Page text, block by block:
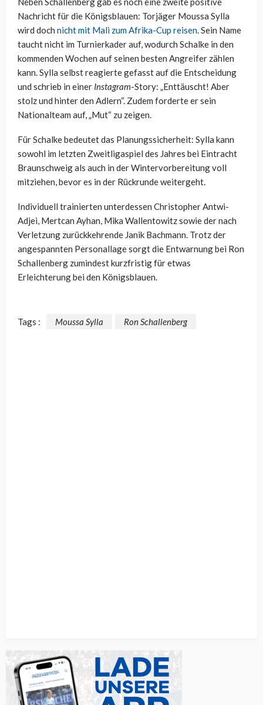
Nachricht für die Königsblauen: Torjäger Moussa Sylla
wird doch nicht mit Mali zum Afrika-Cup reisen. Sein Name
taucht nicht im Turnierkader auf, wodurch Schalke in den
kommenden Wochen auf seinen besten Angreifer zählen
kann. Sylla selbst reagierte gefasst auf die Entscheidung
und schrieb in einer Instagram-Story: „Enttäuscht! Aber
stolz und hinter den Adlern“. Zudem forderte er sein
Nationalteam auf, „Mut“ zu zeigen.
Für Schalke bedeutet das Planungssicherheit: Sylla kann
sowohl im letzten Zweitligaspiel des Jahres bei Eintracht
Braunschweig als auch in der Wintervorbereitung voll
mitziehen, bevor es in der Rückrunde weitergeht.
Individuell trainierten unterdessen Christopher Antwi-
Adjei, Mertcan Ayhan, Mika Wallentowitz sowie der nach
Verletzung zurückkehrende Janik Bachmann. Trotz der
angespannten Personallage sorgt die Entwarnung bei Ron
Schallenberg zumindest kurzfristig für etwas
Erleichterung bei den Königsblauen.
Tags : Moussa Sylla Ron Schallenberg